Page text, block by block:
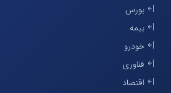
بورس
بیمه
خودرو
فناوری
اقتصاد